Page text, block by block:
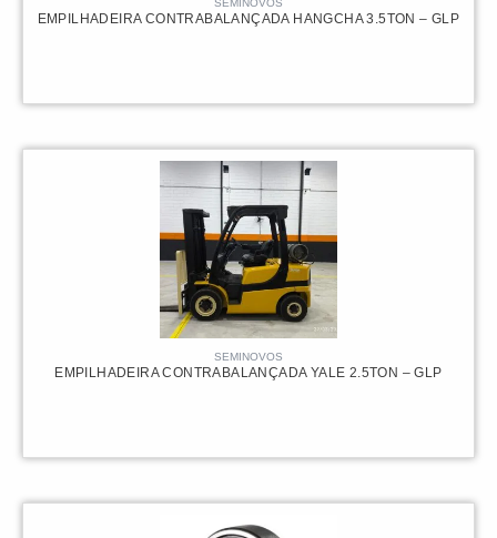
SEMINOVOS
EMPILHADEIRA CONTRABALANÇADA HANGCHA 3.5TON – GLP
SEMINOVOS
EMPILHADEIRA CONTRABALANÇADA YALE 2.5TON – GLP